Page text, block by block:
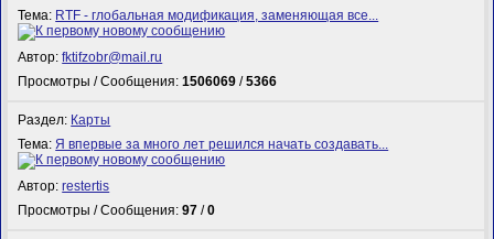
Тема: RTF - глобальная модификация, заменяющая все...
Автор:fktifzobr@mail.ru
Просмотры / Сообщения:1506069 /5366
Раздел: Карты
Тема:Я впервые за много лет решился начать создавать...
Автор:restertis
Просмотры / Сообщения:97 /0